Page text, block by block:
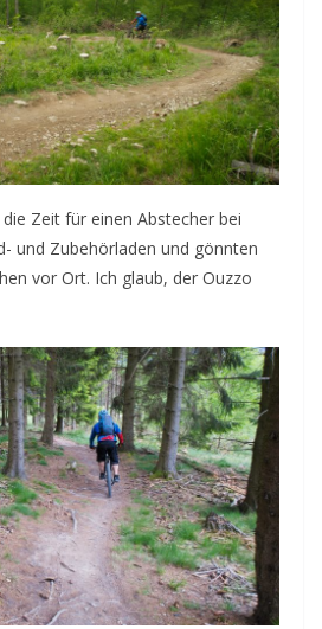
Zeit für einen Abstecher bei
und Zubehörladen und gönnten
vor Ort. Ich glaub, der Ouzzo